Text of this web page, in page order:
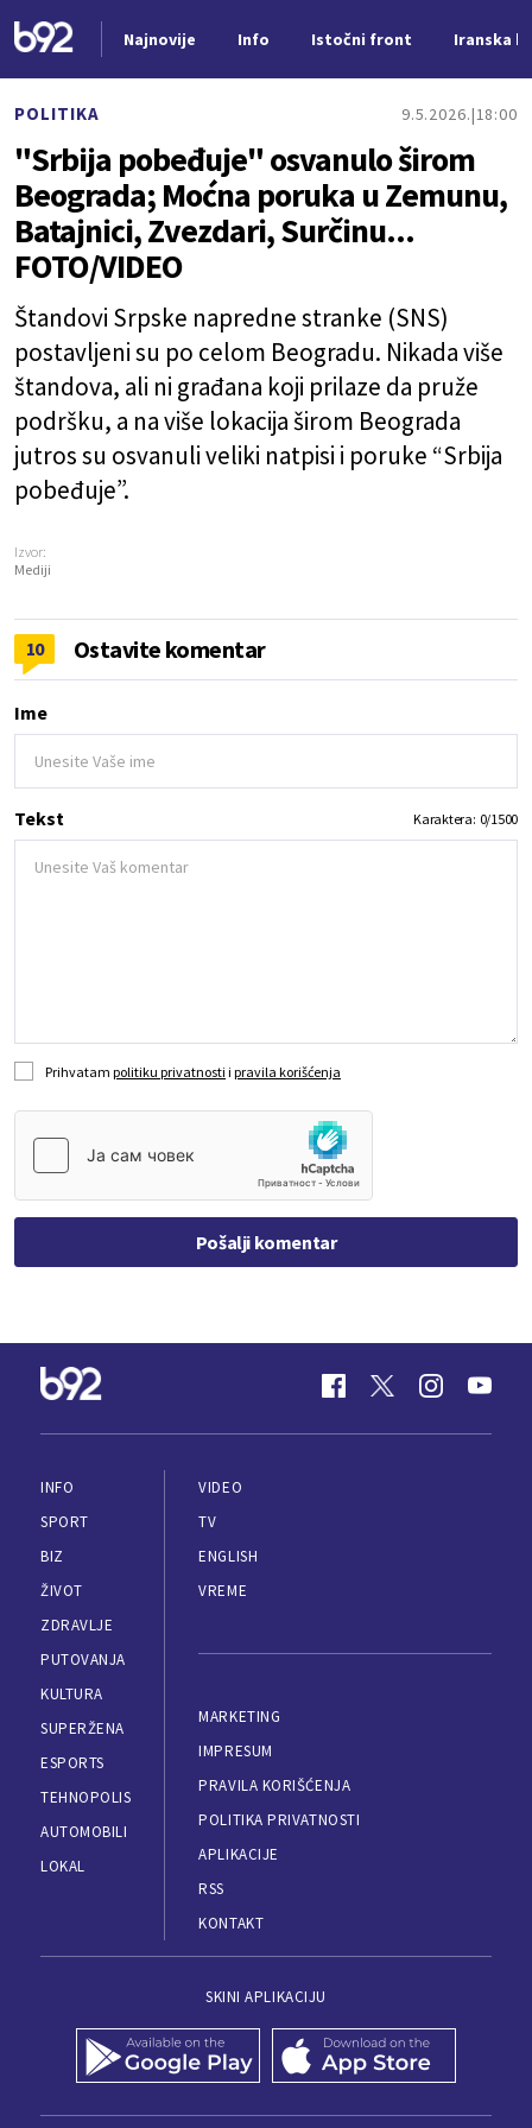
Najnovije Info Istočni front Iranska
POLITIKA 9.5.2026. 18:00
"Srbija pobeđuje" osvanulo širom
Beograda; Moćna poruka u Zemunu,
Batajnici, Zvezdari, Surčinu...
FOTO/VIDEO
Štandovi Srpske napredne stranke (SNS)
postavljeni su po celom Beogradu. Nikada više
štandova, ali ni građana koji prilaze da pruže
podršku, a na više lokacija širom Beograda
jutros su osvanuli veliki natpisi i poruke “Srbija
pobeđuje”.
Izvor:
Mediji
10 Ostavite komentar
Ime
Tekst Karaktera: 0/1500
Prihvatam politiku privatnosti i pravila korišćenja
Pošalji komentar
INFO
SPORT
BIZ
ŽIVOT
ZDRAVLJE
PUTOVANJA
KULTURA
SUPERŽENA
ESPORTS
TEHNOPOLIS
AUTOMOBILI
LOKAL
VIDEO
TV
ENGLISH
VREME
MARKETING
IMPRESUM
PRAVILA KORIŠĆENJA
POLITIKA PRIVATNOSTI
APLIKACIJE
RSS
KONTAKT
SKINI APLIKACIJU